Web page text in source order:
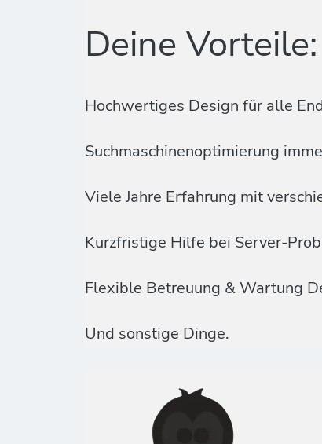
Deine Vorteile:
Hochwertiges Design für alle
Suchmaschinenoptimierung
Viele Jahre Erfahrung mit
Kurzfristige Hilfe bei Server-
Flexible Betreuung & Wartung
Und sonstige Dinge.